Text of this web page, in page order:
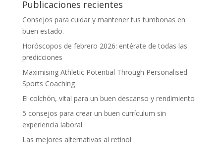
Publicaciones recientes
Consejos para cuidar y mantener tus tumbonas en
buen estado.
Horóscopos de febrero 2026: entérate de todas las
predicciones
Maximising Athletic Potential Through Personalised
Sports Coaching
El colchón, vital para un buen descanso y rendimiento
5 consejos para crear un buen currículum sin
experiencia laboral
Las mejores alternativas al retinol